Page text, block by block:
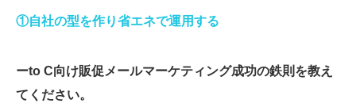
①自社の型を作り省エネで運用する
ーto C向け販促メールマーケティング成功の鉄則を教え
てください。